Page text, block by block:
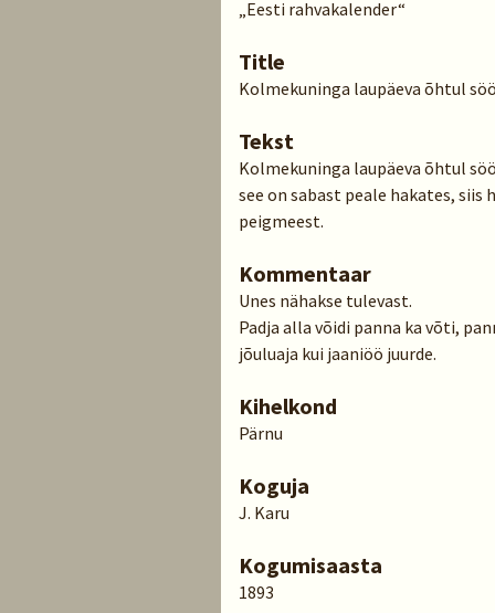
„Eesti rahvakalender“
Title
Kolmekuninga laupäeva õhtul
Tekst
Kolmekuninga laupäeva õhtul
see on sabast peale hakates, siis
peigmeest.
Kommentaar
Unes nähakse tulevast.
Padja alla võidi panna ka võti,
jõuluaja kui jaaniöö juurde.
Kihelkond
Pärnu
Koguja
J. Karu
Kogumisaasta
1893